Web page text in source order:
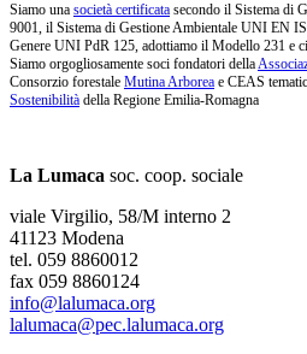
Siamo una società certificata secondo il Sistema di
9001, il Sistema di Gestione Ambientale UNI EN
Genere UNI PdR 125, adottiamo il Modello 231 e
Siamo orgogliosamente soci fondatori della
Consorzio forestale Mutina Arborea e CEAS
Sostenibilità della Regione Emilia-Romagna
La Lumaca soc. coop. sociale
viale Virgilio, 58/M interno 2
41123 Modena
tel. 059 8860012
fax 059 8860124
info@lalumaca.org
lalumaca@pec.lalumaca.org